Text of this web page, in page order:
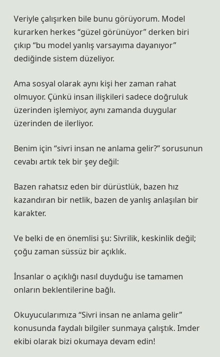
Veriyle çalışırken bile bunu görüyorum. Model
kurarken herkes “güzel görünüyor” derken biri
çıkıp “bu model yanlış varsayıma dayanıyor”
dediğinde sistem düzeliyor.
Ama sosyal olarak aynı kişi her zaman rahat
olmuyor. Çünkü insan ilişkileri sadece doğruluk
üzerinden işlemiyor, aynı zamanda duygular
üzerinden de ilerliyor.
Benim için “sivri insan ne anlama gelir?” sorusunun
cevabı artık tek bir şey değil:
Bazen rahatsız eden bir dürüstlük, bazen hız
kazandıran bir netlik, bazen de yanlış anlaşılan bir
karakter.
Ve belki de en önemlisi şu: Sivrilik, keskinlik değil;
çoğu zaman süssüz bir açıklık.
İnsanlar o açıklığı nasıl duyduğu ise tamamen
onların beklentilerine bağlı.
Okuyucularımıza “Sivri insan ne anlama gelir”
konusunda faydalı bilgiler sunmaya çalıştık. Imder
ekibi olarak bizi okumaya devam edin!